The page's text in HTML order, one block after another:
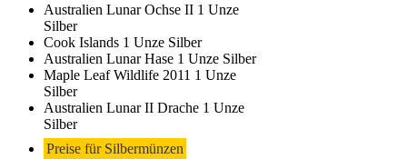
Australien Lunar Ochse II 1 Unze
Silber
Cook Islands 1 Unze Silber
Australien Lunar Hase 1 Unze Silber
Maple Leaf Wildlife 2011 1 Unze
Silber
Australien Lunar II Drache 1 Unze
Silber
Preise für Silbermünzen